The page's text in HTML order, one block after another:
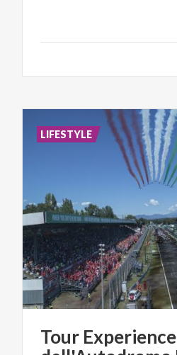
Tour Experience
LIFESTYLE